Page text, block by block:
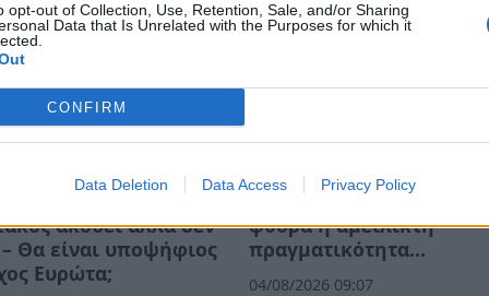
opt-out of Collection, Use, Retention, Sale, and/or Sharing
Data that Is Unrelated with the Purposes for which it
CONFIRM
Data Deletion Data Access Privacy Policy
ακούει αλλά δεν
– Θα είναι υποψήφιος
Ευρώτα;
Δήμος Ευρώτα: Σκουριά
φθορά η αμείλικτη
πραγματικότητα…
04/08/2026 09:07